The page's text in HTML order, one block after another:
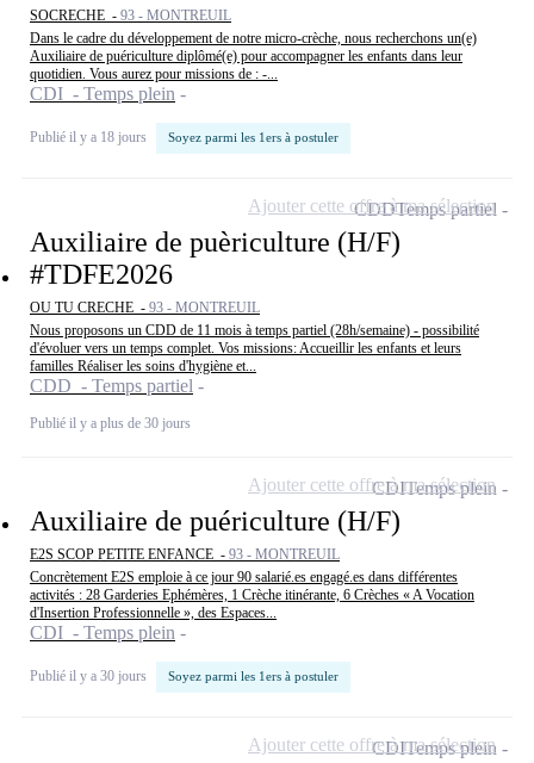
SOCRECHE - 93 - MONTREUIL
Dans le cadre du développement de notre micro-crèche, nous recherchons un(e)
Auxiliaire de puériculture diplômé(e) pour accompagner les enfants dans leur
quotidien. Vous aurez pour missions de : -...
CDI - Temps plein
Publié il y a 18 jours Soyez parmi les 1ers à postuler
Auxiliaire de puèriculture (H/F)
#TDFE2026
OU TU CRECHE - 93 - MONTREUIL
Nous proposons un CDD de 11 mois à temps partiel (28h/semaine) - possibilité
d'évoluer vers un temps complet. Vos missions: Accueillir les enfants et leurs
familles Réaliser les soins d'hygiène et...
CDD - Temps partiel
Publié il y a plus de 30 jours
CDDTemps partiel
Ajouter cette offre à ma sélection
Auxiliaire de puériculture (H/F)
E2S SCOP PETITE ENFANCE - 93 - MONTREUIL
Concrètement E2S emploie à ce jour 90 salarié.es engagé.es dans différentes
activités : 28 Garderies Ephémères, 1 Crèche itinérante, 6 Crèches « A Vocation
d'Insertion Professionnelle », des Espaces...
CDI - Temps plein
Publié il y a 30 jours Soyez parmi les 1ers à postuler
CDITemps plein
Ajouter cette offre à ma sélection
CDITemps plein
Ajouter cette offre à ma sélection